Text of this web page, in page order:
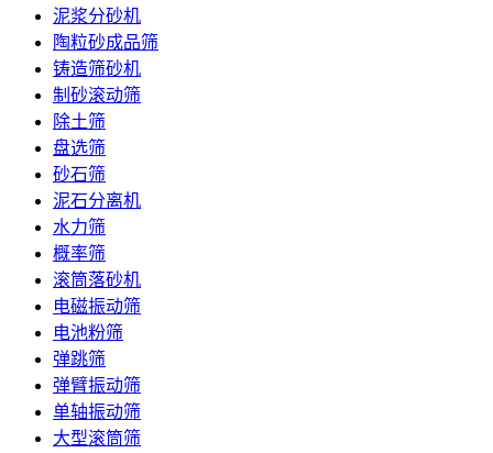
泥浆分砂机
陶粒砂成品筛
铸造筛砂机
制砂滚动筛
除土筛
盘选筛
砂石筛
泥石分离机
水力筛
概率筛
滚筒落砂机
电磁振动筛
电池粉筛
弹跳筛
弹臂振动筛
单轴振动筛
大型滚筒筛